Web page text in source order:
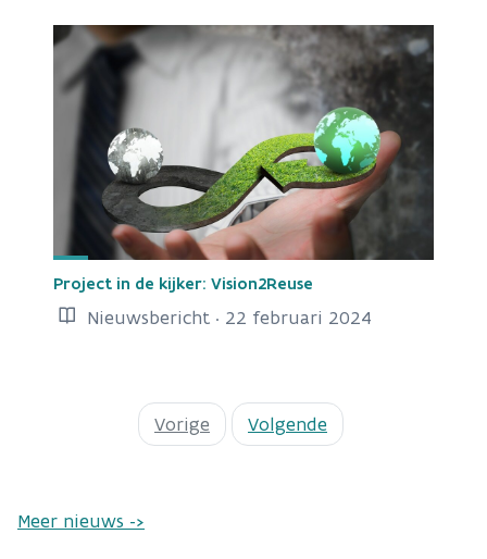
Project in de kijker: Vision2Reuse
Nieuwsbericht · 22 februari 2024
Vorige Volgende
Meer nieuws ->